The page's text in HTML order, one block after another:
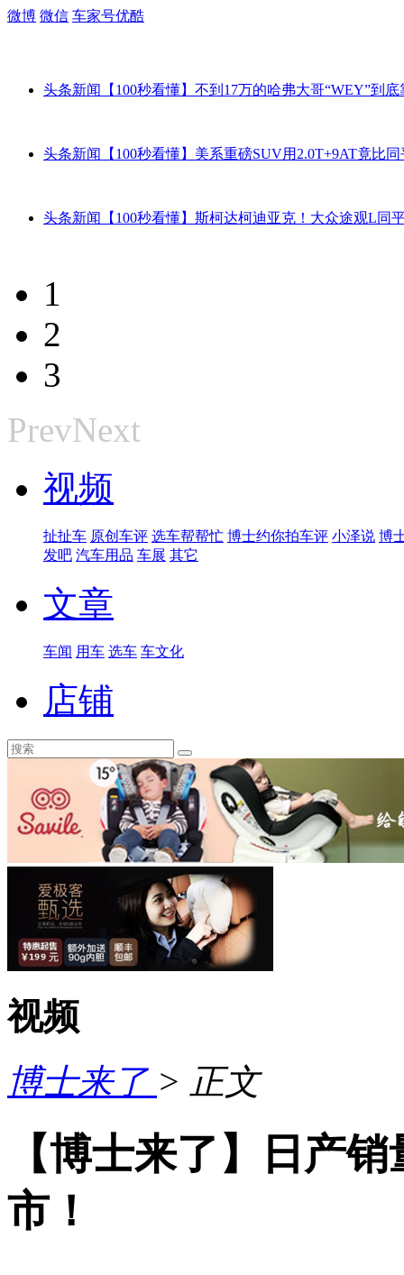
微博 微信 车家号优酷
头条新闻 【100秒看懂】不到17万的哈弗大哥“WEY”到
头条新闻 【100秒看懂】美系重磅SUV用2.0T+9AT竟比同
头条新闻 【100秒看懂】斯柯达柯迪亚克！大众途观L同
1
2
3
PrevNext
视频
扯扯车 原创车评 选车帮帮忙 博士约你拍车评 小泽说 博
发吧 汽车用品 车展 其它
文章
车闻 用车 选车 车文化
店铺
视频
博士来了 > 正文
【博士来了】日产
市！